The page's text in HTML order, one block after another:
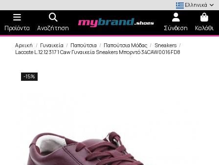
Ελληνικά
Προϊόντα Αναζήτηση Σύνδεση Καλάθι
Αρχική Γυναικεία Παπούτσια Παπούτσια Μόδας
Sneakers
Lacoste L.12.12 317 1 Caw Γυναικεία Sneakers Μπορντό 34CAW0016FD8
-15%